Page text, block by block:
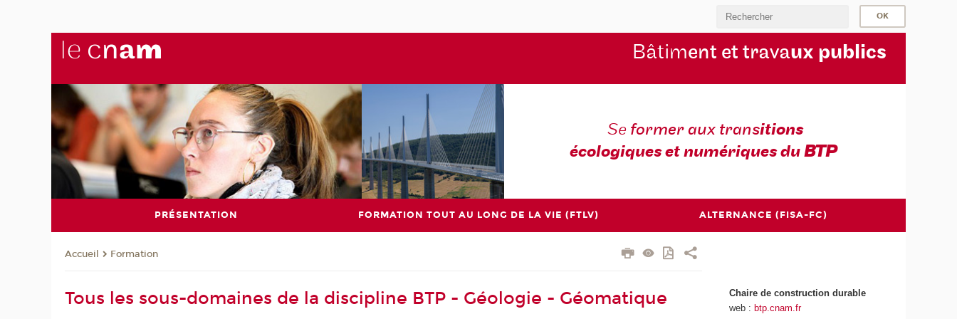
Bâtiment et travaux publics
Se former aux transitions
écologiques et numériques duBTP
PRÉSENTATION FORMATION TOUT AU LONG DE LA VIE (FTLV) ALTERNANCE (FISA-FC)
Accueil Formation
Tous les sous-domaines de la discipline BTP - Géologie - Géomatique
Chaire de construction durable
web :btp.cnam.fr